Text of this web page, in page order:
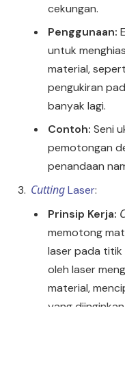
cekungan.
Penggunaan:
untuk
material,
pengukiran
banyak lagi.
Contoh: Seni
pemotongan
penandaan
CuttingLaser:
Prinsip Kerja:
memotong
laser pada titik
oleh laser
material,
yang diinginkan.
Chat RhinoCare di
Minta Katalog &
Request Demo /
Info Pelatihan
Simulasi Potensi